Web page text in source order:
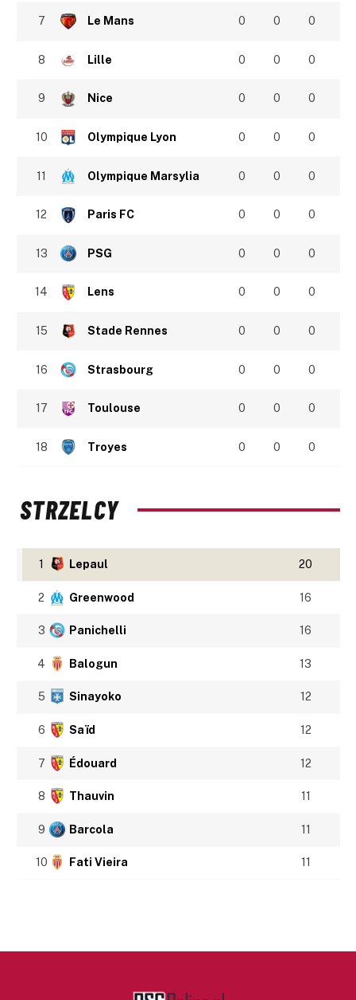
7 Le Mans 0 0 0
8 Lille 0 0 0
9 Nice 0 0 0
10 Olympique Lyon 0 0 0
11 Olympique Marsylia 0 0 0
12 Paris FC 0 0 0
13 PSG 0 0 0
14 Lens 0 0 0
15 Stade Rennes 0 0 0
16 Strasbourg 0 0 0
17 Toulouse 0 0 0
18 Troyes 0 0 0
STRZELCY
1 Lepaul 20
2 Greenwood 16
3 Panichelli 16
4 Balogun 13
5 Sinayoko 12
6 Saïd 12
7 Édouard 12
8 Thauvin 11
9 Barcola 11
10 Fati Vieira 11